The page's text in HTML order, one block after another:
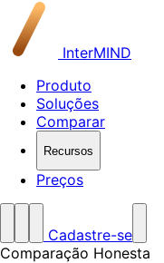
InterMIND
Produto
Soluções
Comparar
Recursos
Preços
Cadastre-se
Comparação Honesta